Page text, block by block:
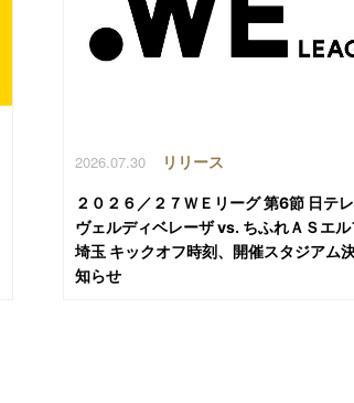
2026.07.30 リリース
２０２６／２７ＷＥリーグ 第6節 日テ
ヴェルディベレーザ vs. ちふれＡＳエ
埼玉 キックオフ時刻、開催スタジアム
知らせ